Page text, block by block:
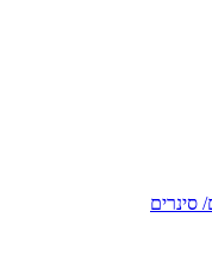
סינרים